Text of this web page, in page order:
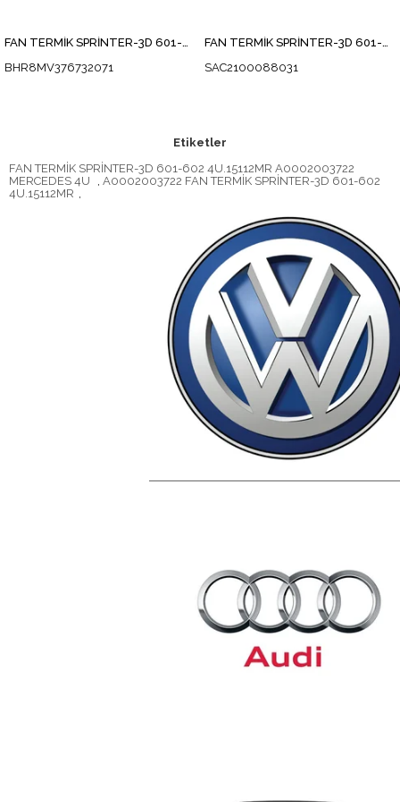
FAN TERMİK SPRİNTER-3D 601-602
BHR8MV376732071
FAN TERMİK SPRİNTER-3D 601-602
SAC2100088031
Etiketler
FAN TERMİK SPRİNTER-3D 601-602 4U.15112MR A0002003722
MERCEDES 4U
, A0002003722 FAN TERMİK SPRİNTER-3D 601-602
4U.15112MR ,